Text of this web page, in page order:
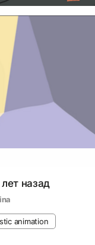
назад
animation